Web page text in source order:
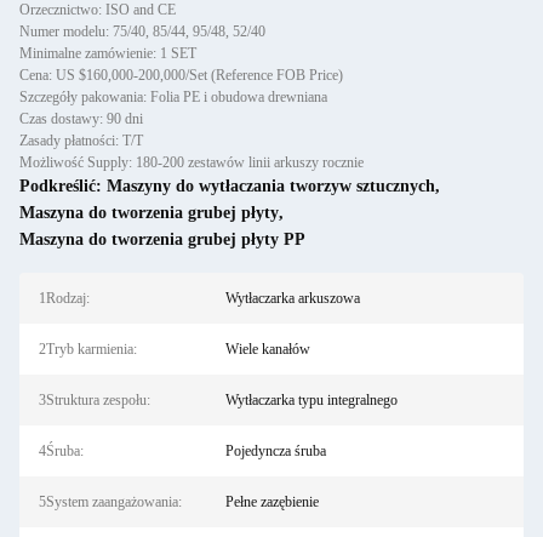
Orzecznictwo: ISO and CE
Numer modelu: 75/40, 85/44, 95/48, 52/40
Minimalne zamówienie: 1 SET
Cena: US $160,000-200,000/Set (Reference FOB Price)
Szczegóły pakowania: Folia PE i obudowa drewniana
Czas dostawy: 90 dni
Zasady płatności: T/T
Możliwość Supply: 180-200 zestawów linii arkuszy rocznie
Podkreślić: Maszyny do wytłaczania tworzyw sztucznych,
Maszyna do tworzenia grubej płyty,
Maszyna do tworzenia grubej płyty PP
1Rodzaj: Wytłaczarka arkuszowa
2Tryb karmienia: Wiele kanałów
3Struktura zespołu: Wytłaczarka typu integralnego
4Śruba: Pojedyncza śruba
5System zaangażowania: Pełne zazębienie